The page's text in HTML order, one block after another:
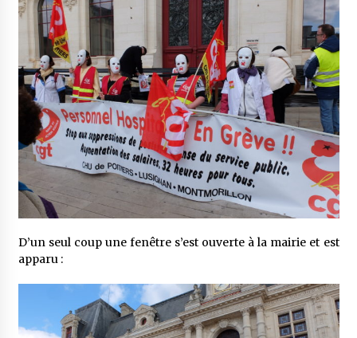
D’un seul coup une fenêtre s’est ouverte à la mairie et est
apparu :